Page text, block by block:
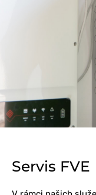
Servis FVE